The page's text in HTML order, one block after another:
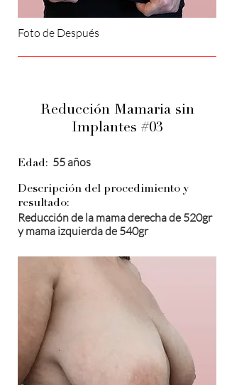
Foto de Después
Reducción Mamaria sin
Implantes #03
Edad: 55 años
Descripción del procedimiento y
resultado:
Reducción de la mama derecha de 520gr
y mama izquierda de 540gr